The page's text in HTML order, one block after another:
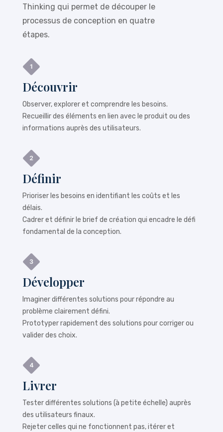
Thinking qui permet de découper le
processus de conception en quatre
étapes.
Découvrir
Observer, explorer et comprendre les besoins.
Recueillir des éléments en lien avec le produit ou des
informations auprès des utilisateurs.
Définir
Prioriser les besoins en identifiant les coûts et les
délais.
Cadrer et définir le brief de création qui encadre le défi
fondamental de la conception.
Développer
Imaginer différentes solutions pour répondre au
problème clairement défini.
Prototyper rapidement des solutions pour corriger ou
valider des choix.
Livrer
Tester différentes solutions (à petite échelle) auprès
des utilisateurs finaux.
Rejeter celles qui ne fonctionnent pas, itérer et